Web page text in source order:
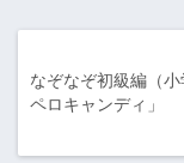
なぞなぞ初級編（
ペロキャンディ」